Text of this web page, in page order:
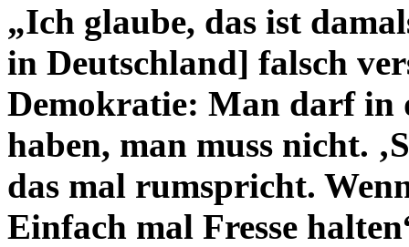
„Ich glaube, das ist
in Deutschland] falsch
Demokratie: Man darf in
haben, man muss nicht.
das mal rumspricht.
Einfach mal Fresse